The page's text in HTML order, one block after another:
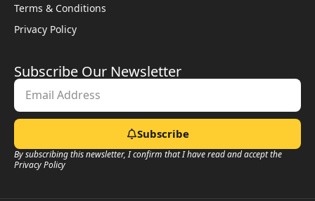
Terms & Conditions
Privacy Policy
Subscribe Our Newsletter
Subscribe
By subscribing this newsletter, I confirm that I have read and accept the
Privacy Policy